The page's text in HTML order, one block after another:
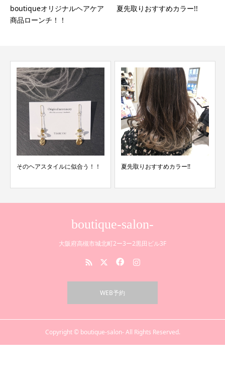
boutiqueオリジナルヘアケア
商品ローンチ！！
夏先取りおすすめカラー!!
そのヘアスタイルに似合う！！ 夏先取りおすすめカラー!!
boutique-salon-
大阪府高槻市城北町2ー3ー2黒田ビル3F
WEB予約
Copyright © boutique-salon- All Rights Reserved.